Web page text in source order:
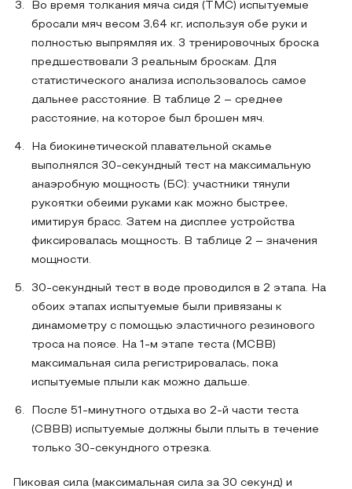
Во время толкания мяча сидя (ТМС) испытуемые
бросали мяч весом 3,64 кг, используя обе руки и
полностью выпрямляя их. 3 тренировочных броска
предшествовали 3 реальным броскам. Для
статистического анализа использовалось самое
дальнее расстояние. В таблице 2 – среднее
расстояние, на которое был брошен мяч.
На биокинетической плавательной скамье
выполнялся 30-секундный тест на максимальную
анаэробную мощность (БС): участники тянули
рукоятки обеими руками как можно быстрее,
имитируя брасс. Затем на дисплее устройства
фиксировалась мощность. В таблице 2 – значения
мощности.
30-секундный тест в воде проводился в 2 этапа. На
обоих этапах испытуемые были привязаны к
динамометру с помощью эластичного резинового
троса на поясе. На 1-м этапе теста (МСВВ)
максимальная сила регистрировалась, пока
испытуемые плыли как можно дальше.
После 51-минутного отдыха во 2-й части теста
(СВВВ) испытуемые должны были плыть в течение
только 30-секундного отрезка.
Пиковая сила (максимальная сила за 30 секунд) и